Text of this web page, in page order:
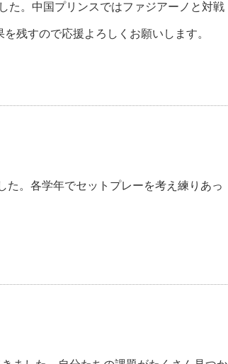
た。中国プリンスではファジアーノと対戦
残すので応援よろしくお願いします。
。各学年でセットプレーを考え練りあっ